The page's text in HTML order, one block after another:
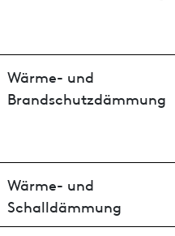
Wärme- und
Brandschutzdämmung
Wärme- und
Schalldämmung